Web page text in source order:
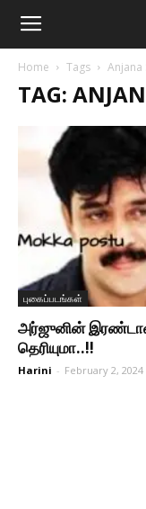
Home Tags Anjana
TAG:
புகைப்படங்கள்
அர்ஜுனின்
தெரியுமா..!!
Harini - February 2, 2024